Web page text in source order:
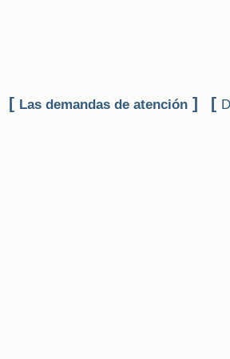
[ Las demandas de atención ] [